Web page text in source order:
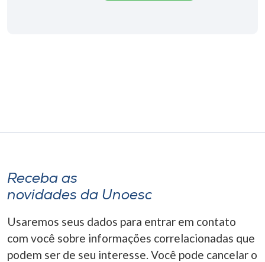
A-
Receba as
novidades da Unoesc
Usaremos seus dados para entrar em contato
com você sobre informações correlacionadas que
podem ser de seu interesse. Você pode cancelar o